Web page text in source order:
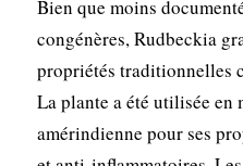
Bien que moins
congénères, Rudbeckia
propriétés traditionnelles
La plante a été utilisée en
amérindienne pour ses